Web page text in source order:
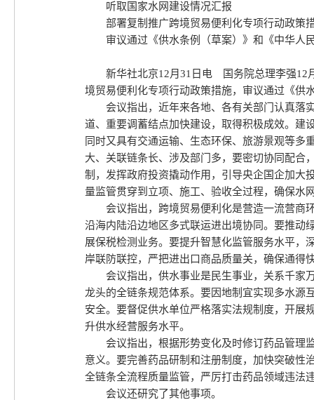
听取国家水网建设情况汇报
部署复制推广跨境贸易便利化专项行动政策
审议通过《供水条例（草案）》和《中华人
新华社北京12月31日电 国务院总理李强12
境贸易便利化专项行动政策措施，审议通过《供
会议指出，近年来各地、各有关部门认真落
道、重要调蓄结点加快建设，取得积极成效。建
同时又具有交通运输、生态环保、旅游景观等多
大、关联链条长、涉及部门多，要密切协同配合
制，发挥政府投资撬动作用，引导央企国企加大
量监管贯穿到立项、施工、验收全过程，确保水
会议指出，跨境贸易便利化是营造一流营商
沿海内陆沿边地区多式联运进出境协同。要推动
展保税检测业务。要提升智慧化监管服务水平，
岸联防联控，严把进出口商品质量关，确保通得
会议指出，供水事业是民生事业，关系千家
龙头的全链条规范体系。要因地制宜实现多水源
安全。要督促供水单位严格落实法规制度，开展
升供水经营服务水平。
会议指出，根据形势变化及时修订药品管理
意义。要完善药品研制和注册制度，加快突破性
全链条全流程质量监管，严厉打击药品领域违法
会议还研究了其他事项。